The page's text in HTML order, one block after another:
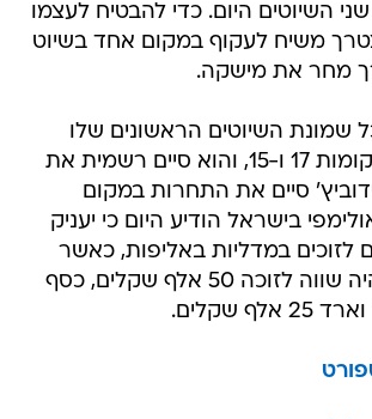
השיוטים היום. כדי להבטיח לעצמו
משיח לעקוף במקום אחד בשיוט
מחר את מישקה.
שמונת השיוטים הראשונים שלו
נפסלו, סיים במקומות 17 ו-15, והוא סיים רשמית את
סיים את התחרות במקום
האולימפי בישראל הודיע היום כי יעניק
לזוכים במדליות באליפות, כאשר
מדליית זהב תהיה שווה לזוכה 50 אלף שקלים, כסף